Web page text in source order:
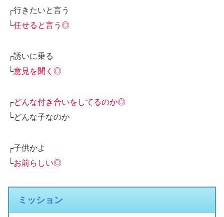
┌行きたいと言う
└任せると言う◎
┌誘いに乗る
└意見を聞く◎
┌どんな付き合いをしてるのか◎
└どんな子なのか
┌子供かよ
└お前らしい◎
ミッション